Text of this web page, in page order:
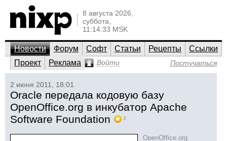
8 августа 2026,
суббота,
11:14:33 MSK
Новости Форум Софт Статьи Рецепты
Ссылки
Проект
Реклама Войти Постучаться
2 июня 2011, 18:01
Oracle передала кодовую базу
OpenOffice.org в инкубатор Apache
Software Foundation
3
OpenOffice.org